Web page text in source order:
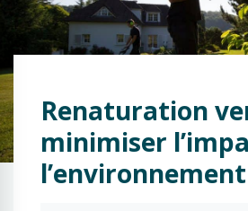
Renaturation
minimiser